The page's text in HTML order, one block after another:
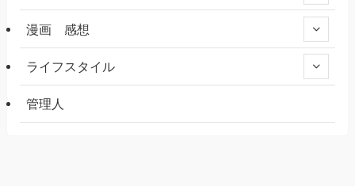
漫画 感想
ライフスタイル
管理人